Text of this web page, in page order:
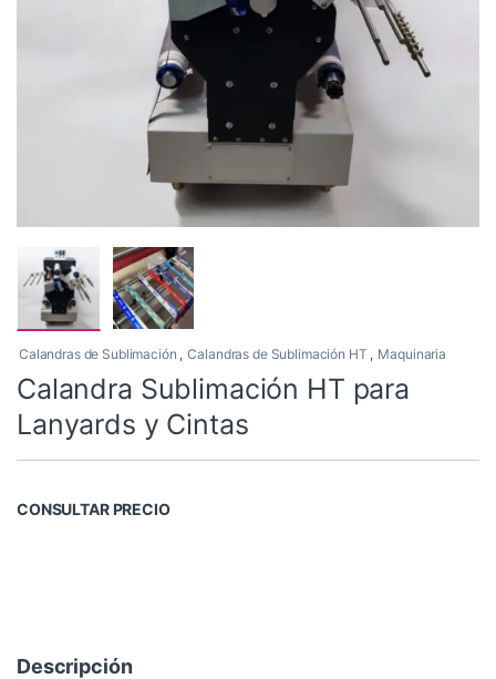
Calandras de Sublimación , Calandras de Sublimación HT , Maquinaria
Calandra Sublimación HT para
Lanyards y Cintas
CONSULTAR PRECIO
Descripción